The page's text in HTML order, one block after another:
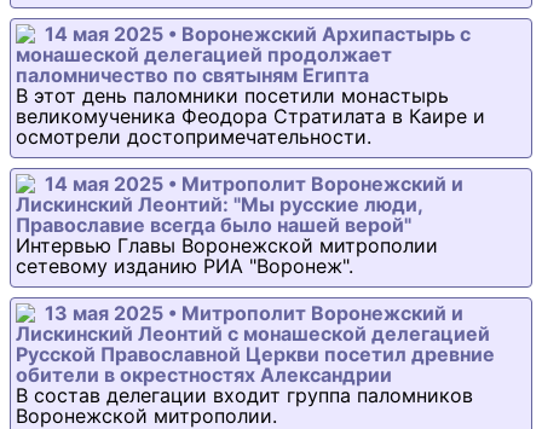
14 мая 2025 • Воронежский Архипастырь с
монашеской делегацией продолжает
паломничество по святыням Египта
В этот день паломники посетили монастырь
великомученика Феодора Стратилата в Каире и
осмотрели достопримечательности.
14 мая 2025 • Митрополит Воронежский и
Лискинский Леонтий: "Мы русские люди,
Православие всегда было нашей верой"
Интервью Главы Воронежской митрополии
сетевому изданию РИА "Воронеж".
13 мая 2025 • Митрополит Воронежский и
Лискинский Леонтий с монашеской делегацией
Русской Православной Церкви посетил древние
обители в окрестностях Александрии
В состав делегации входит группа паломников
Воронежской митрополии.